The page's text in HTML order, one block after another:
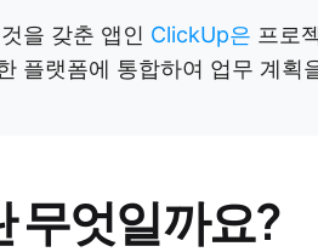
을 갖춘 앱인 ClickUp은 프로
플랫폼에 통합하여 업무 계획
무엇일까요?